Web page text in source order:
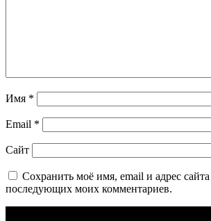
Имя *
Email *
Сайт
Сохранить моё имя, email и адрес сайта
последующих моих комментариев.